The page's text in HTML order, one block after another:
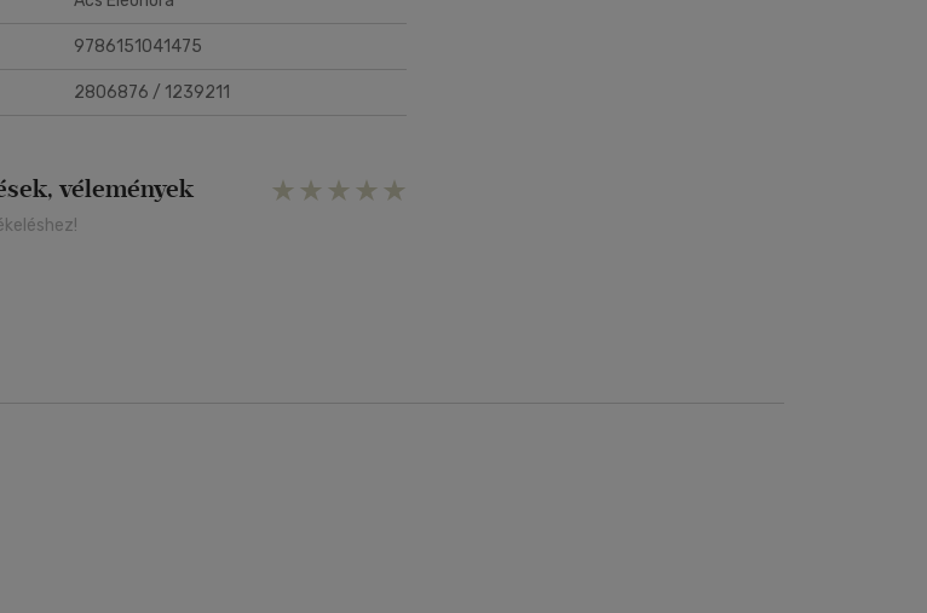
9786151041475
2806876 / 1239211
vélemények